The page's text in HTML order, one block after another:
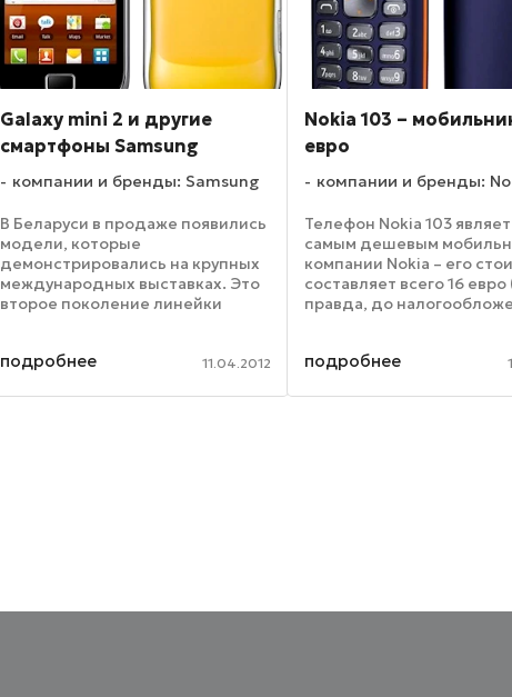
Galaxy mini 2 и другие
смартфоны Samsung
компании и бренды: Samsung
В Беларуси в продаже появились
модели, которые
демонстрировались на крупных
международных выставках. Это
второе поколение линейки
Pocket, а также смартфоны с
подробнее 11.04.2012
Nokia 103 –
евро
компании и бренды:
Телефон Nokia 103
самым дешевым
компании Nokia – его
составляет всего 16 евро
правда, до
сайт intomobile, новинка
подробнее